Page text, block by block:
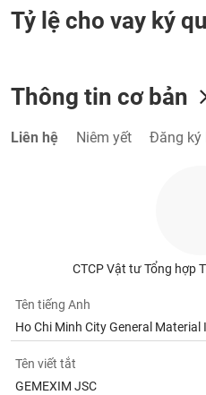
Tỷ lệ cho vay ký
Thông tin cơ bản
Liên hệ Niêm yết Đăng ký
CTCP Vật tư Tổng hợp
Tên tiếng Anh
Ho Chi Minh City General
Tên viết tắt
GEMEXIM JSC
TRUYỀN
TIỆN
Mã
chứng
khoán
(-)